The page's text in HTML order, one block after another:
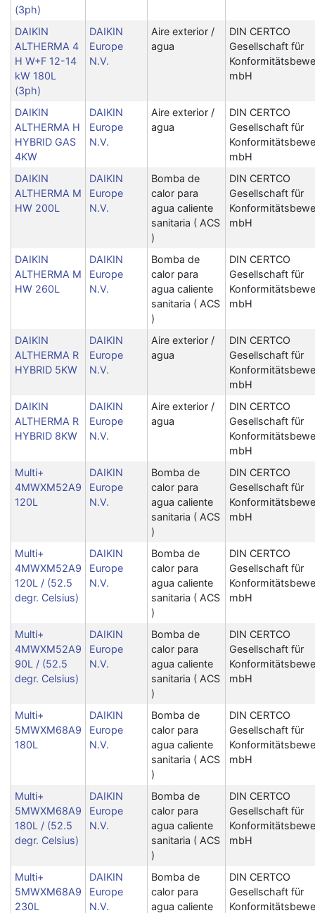
(3ph)
DAIKIN
ALTHERMA 4
H W+F 12-14
kW 180L
(3ph)
DAIKIN
Europe
N.V.
Aire exterior /
agua
DIN CERTCO
Gesellschaft für
mbH
DAIKIN
ALTHERMA H
HYBRID GAS
4KW
DAIKIN
Europe
N.V.
Aire exterior /
agua
DIN CERTCO
Gesellschaft für
mbH
DAIKIN
ALTHERMA M
HW 200L
DAIKIN
Europe
N.V.
Bomba de
calor para
agua caliente
sanitaria ( ACS
)
DIN CERTCO
Gesellschaft für
mbH
DAIKIN
ALTHERMA M
HW 260L
DAIKIN
Europe
N.V.
Bomba de
calor para
agua caliente
sanitaria ( ACS
)
DIN CERTCO
Gesellschaft für
mbH
DAIKIN
ALTHERMA R
HYBRID 5KW
DAIKIN
Europe
N.V.
Aire exterior /
agua
DIN CERTCO
Gesellschaft für
mbH
DAIKIN
ALTHERMA R
HYBRID 8KW
DAIKIN
Europe
N.V.
Aire exterior /
agua
DIN CERTCO
Gesellschaft für
mbH
Multi+
4MWXM52A9
120L
DAIKIN
Europe
N.V.
Bomba de
calor para
agua caliente
sanitaria ( ACS
)
DIN CERTCO
Gesellschaft für
mbH
Multi+
4MWXM52A9
120L / (52.5
degr. Celsius)
DAIKIN
Europe
N.V.
Bomba de
calor para
agua caliente
sanitaria ( ACS
)
DIN CERTCO
Gesellschaft für
mbH
Multi+
4MWXM52A9
90L / (52.5
degr. Celsius)
DAIKIN
Europe
N.V.
Bomba de
calor para
agua caliente
sanitaria ( ACS
)
DIN CERTCO
Gesellschaft für
mbH
Multi+
5MWXM68A9
180L
DAIKIN
Europe
N.V.
Bomba de
calor para
agua caliente
sanitaria ( ACS
)
DIN CERTCO
Gesellschaft für
mbH
Multi+
5MWXM68A9
180L / (52.5
degr. Celsius)
DAIKIN
Europe
N.V.
Bomba de
calor para
agua caliente
sanitaria ( ACS
)
DIN CERTCO
Gesellschaft für
mbH
Multi+
5MWXM68A9
230L
DAIKIN
Europe
N.V.
Bomba de
calor para
agua caliente
DIN CERTCO
Gesellschaft für